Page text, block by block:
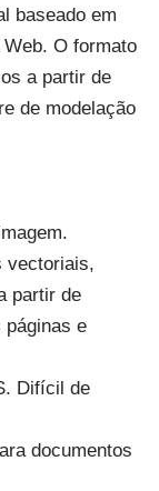
baseado em
O formato
a partir de
de modelação
vectoriais,
partir de
páginas e
Difícil de
documentos